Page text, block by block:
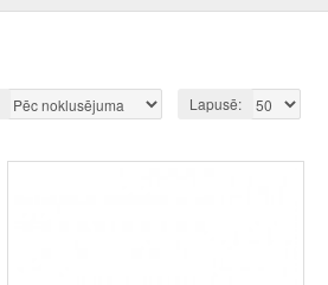
Lapusē: